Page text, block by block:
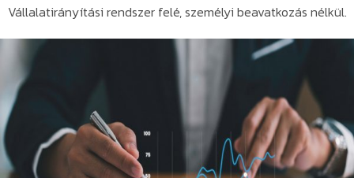
Vállalatirányítási rendszer felé, személyi beavatkozás nélkül.